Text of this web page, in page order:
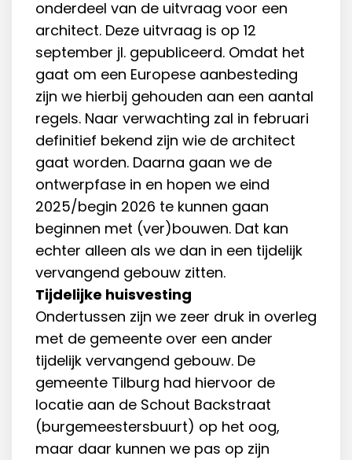
onderdeel van de uitvraag voor een
architect. Deze uitvraag is op 12
september jl. gepubliceerd. Omdat het
gaat om een Europese aanbesteding
zijn we hierbij gehouden aan een aantal
regels. Naar verwachting zal in februari
definitief bekend zijn wie de architect
gaat worden. Daarna gaan we de
ontwerpfase in en hopen we eind
2025/begin 2026 te kunnen gaan
beginnen met (ver)bouwen. Dat kan
echter alleen als we dan in een tijdelijk
vervangend gebouw zitten.
Tijdelijke huisvesting
Ondertussen zijn we zeer druk in overleg
met de gemeente over een ander
tijdelijk vervangend gebouw. De
gemeente Tilburg had hiervoor de
locatie aan de Schout Backstraat
(burgemeestersbuurt) op het oog,
maar daar kunnen we pas op zijn